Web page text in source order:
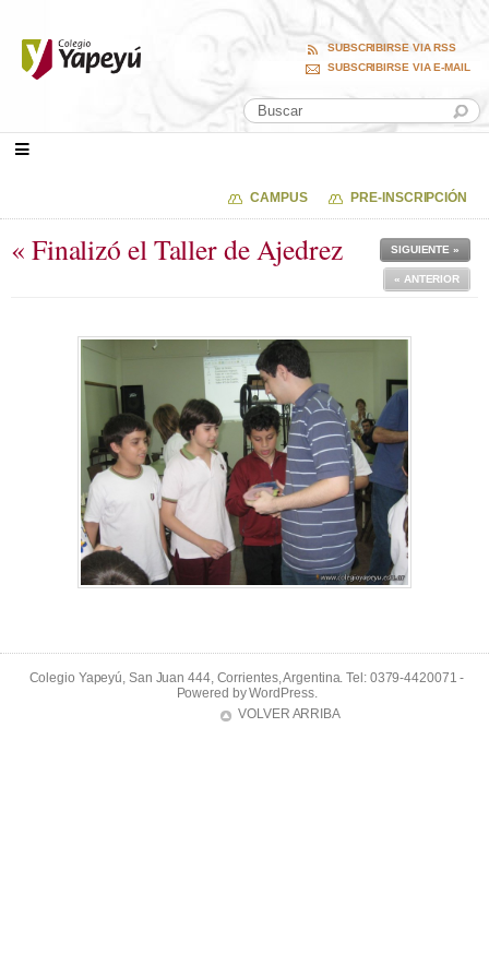
SUBSCRIBIRSE VIA RSS
SUBSCRIBIRSE VIA E-MAIL
CAMPUS PRE-INSCRIPCIÓN
« Finalizó el Taller de Ajedrez SIGUIENTE »
« ANTERIOR
Colegio Yapeyú, San Juan 444, Corrientes, Argentina. Tel: 0379-4420071 -
Powered byWordPress.
VOLVER ARRIBA